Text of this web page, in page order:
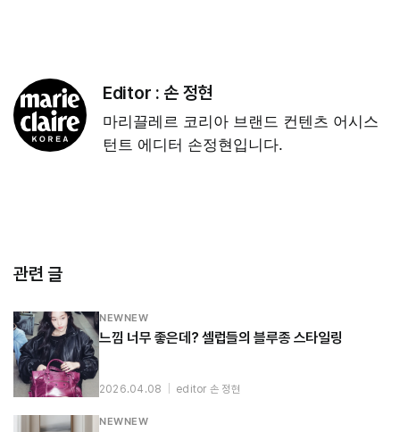
Editor : 손 정현
마리끌레르 코리아 브랜드 컨텐츠 어시스
턴트 에디터 손정현입니다.
관련 글
NEWNEW
느낌 너무 좋은데? 셀럽들의 블루종 스타일링
2026.04.08 editor 손 정현
NEWNEW